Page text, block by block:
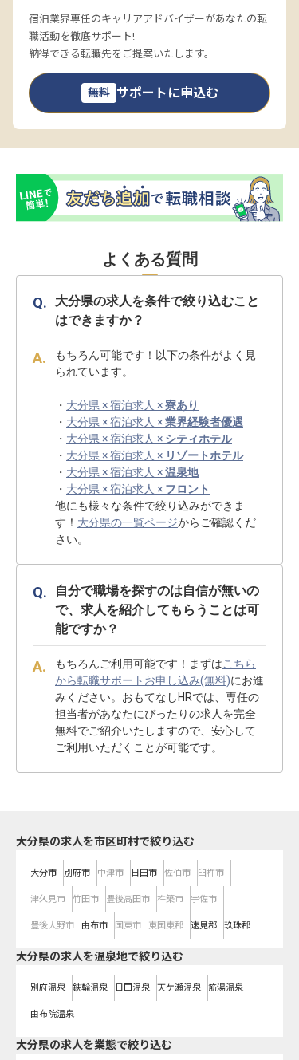
宿泊業界専任のキャリアアドバイザーがあなたの転
職活動を徹底サポート!
納得できる転職先をご提案いたします。
無料 サポートに申込む
よくある質問
大分県の求人を条件で絞り込むこと
はできますか？
もちろん可能です！以下の条件がよく見
られています。
・ 大分県 × 宿泊求人 ×寮あり
・ 大分県 × 宿泊求人 ×業界経験者優遇
・ 大分県 × 宿泊求人 × シティホテル
・ 大分県 × 宿泊求人 × リゾートホテル
・ 大分県 × 宿泊求人 ×温泉地
・ 大分県 × 宿泊求人 × フロント
他にも様々な条件で絞り込みができま
す！ 大分県の一覧ページからご確認くだ
さい。
自分で職場を探すのは自信が無いの
で、求人を紹介してもらうことは可
能ですか？
もちろんご利用可能です！まずはこちら
から転職サポートお申し込み(無料)にお進
みください。おもてなしHRでは、専任の
担当者があなたにぴったりの求人を完全
無料でご紹介いたしますので、安心して
ご利用いただくことが可能です。
大分県の求人を市区町村で絞り込む
大分市 別府市 中津市 日田市 佐伯市 臼杵市
津久見市 竹田市 豊後高田市 杵築市 宇佐市
豊後大野市 由布市 国東市 東国東郡 速見郡 玖珠郡
大分県の求人を温泉地で絞り込む
別府温泉 鉄輪温泉 日田温泉 天ケ瀬温泉 筋湯温泉
由布院温泉
大分県の求人を業態で絞り込む